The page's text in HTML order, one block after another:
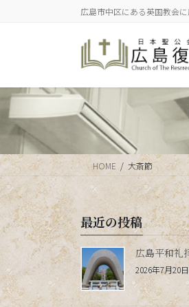
に
移
動
ョ
ン
に
動
広島市中区にある英国教会
HOME 大斎節
最近の投稿
広島平和礼
2026年7月20日